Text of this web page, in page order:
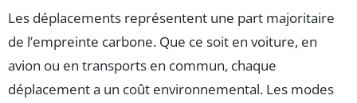
Les déplacements représentent une part majoritaire
de l’empreinte carbone. Que ce soit en voiture, en
avion ou en transports en commun, chaque
déplacement a un coût environnemental. Les modes